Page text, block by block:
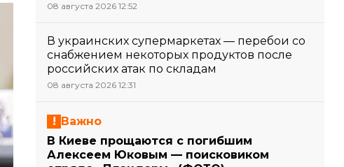
08 августа 2026 12:52
В украинских супермаркетах — перебои со
снабжением некоторых продуктов после
российских атак по складам
08 августа 2026 12:31
Важно
В Киеве прощаются с погибшим
Алексеем Юковым — поисковиком